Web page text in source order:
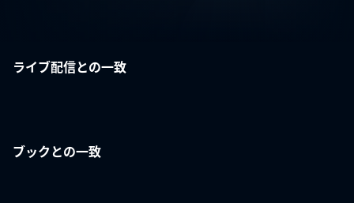
ライブ配信との一致
ブックとの一致